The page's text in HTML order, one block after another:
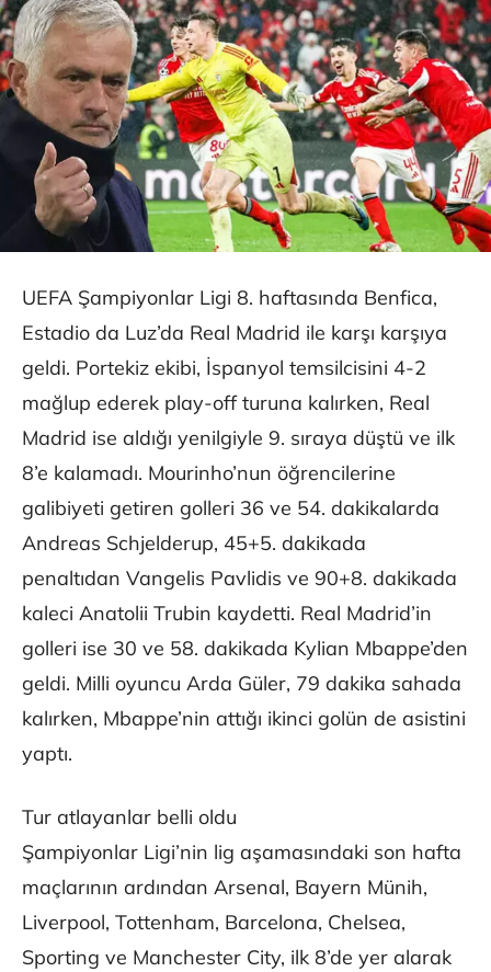
UEFA Şampiyonlar Ligi 8. haftasında Benfica,
Estadio da Luz’da Real Madrid ile karşı karşıya
geldi. Portekiz ekibi, İspanyol temsilcisini 4-2
mağlup ederek play-off turuna kalırken, Real
Madrid ise aldığı yenilgiyle 9. sıraya düştü ve ilk
8’e kalamadı. Mourinho’nun öğrencilerine
galibiyeti getiren golleri 36 ve 54. dakikalarda
Andreas Schjelderup, 45+5. dakikada
penaltıdan Vangelis Pavlidis ve 90+8. dakikada
kaleci Anatolii Trubin kaydetti. Real Madrid’in
golleri ise 30 ve 58. dakikada Kylian Mbappe’den
geldi. Milli oyuncu Arda Güler, 79 dakika sahada
kalırken, Mbappe’nin attığı ikinci golün de asistini
yaptı.
Tur atlayanlar belli oldu
Şampiyonlar Ligi’nin lig aşamasındaki son hafta
maçlarının ardından Arsenal, Bayern Münih,
Liverpool, Tottenham, Barcelona, Chelsea,
Sporting ve Manchester City, ilk 8’de yer alarak